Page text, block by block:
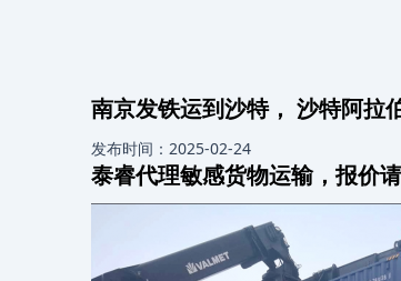
南京发铁运到沙特， 沙特阿拉
发布时间：2025-02-24
泰睿代理敏感货物运输，报价